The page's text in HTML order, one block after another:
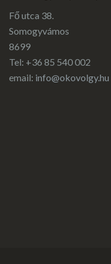
Fő utca 38.
Somogyvámos
8699
Tel: +36 85 540 002
email: info@okovolgy.hu